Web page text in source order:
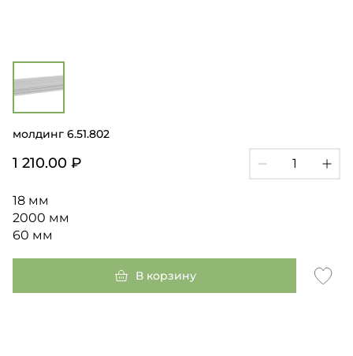
молдинг 6.51.802
1 210.00 ₽
18 мм
2000 мм
60 мм
В корзину